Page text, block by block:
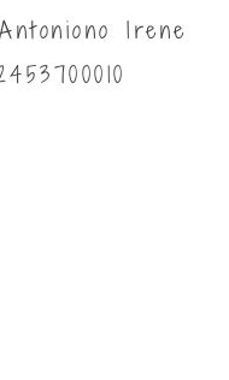
Irene